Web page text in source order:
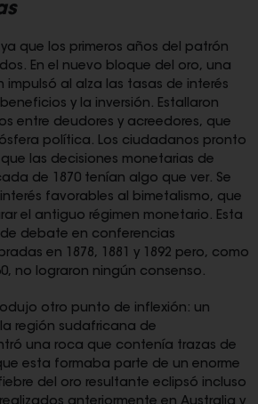
que los primeros años del patrón
En el nuevo bloque del oro, una
impulsó al alza las tasas de interés
y la inversión. Estallaron
entre deudores y acreedores, que
política. Los ciudadanos pronto
las decisiones monetarias de
de 1870 tenían algo que ver. Se
favorables al bimetalismo, que
el antiguo régimen monetario. Esta
debate en conferencias
en 1878, 1881 y 1892 pero, como
no lograron ningún consenso.
otro punto de inflexión: un
región sudafricana de
una roca que contenía trazas de
esta formaba parte de un enorme
del oro resultante eclipsó incluso